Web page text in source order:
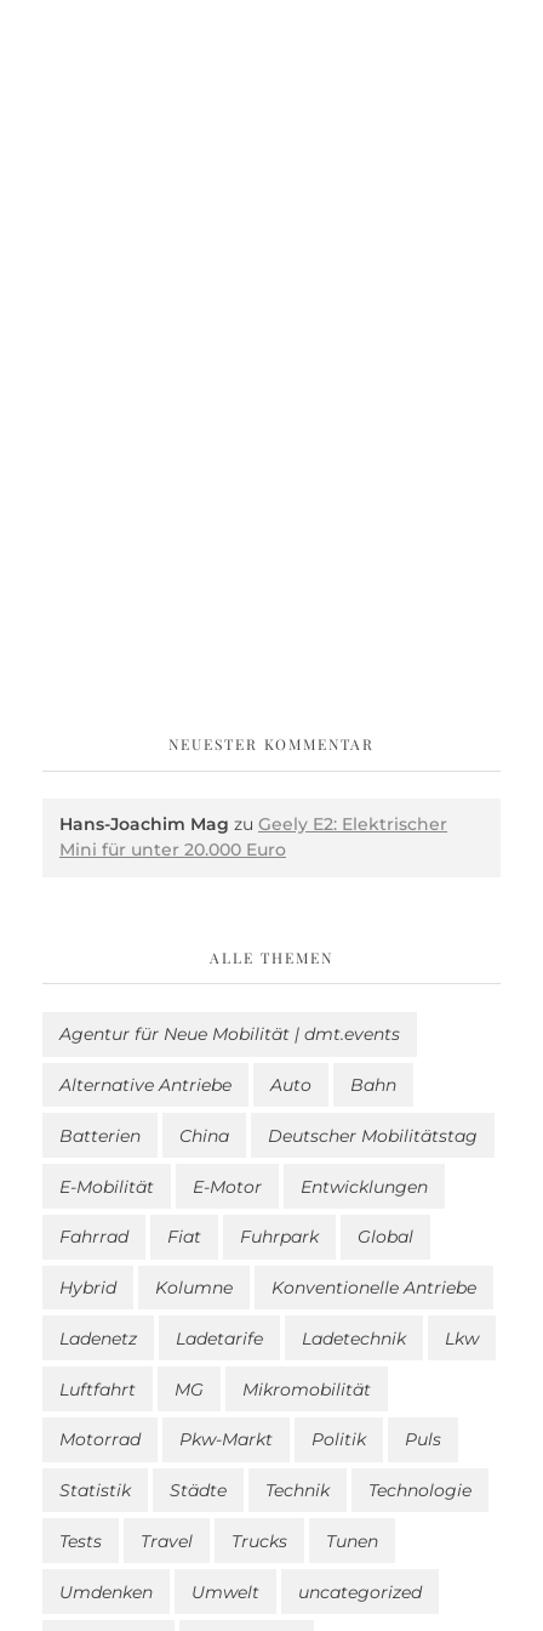
NEUESTER KOMMENTAR
Hans-Joachim Mag zu Geely E2: Elektrischer
Mini für unter 20.000 Euro
ALLE THEMEN
Agentur für Neue Mobilität | dmt.events
Alternative Antriebe Auto Bahn
Batterien China Deutscher Mobilitätstag
E-Mobilität E-Motor Entwicklungen
Fahrrad Fiat Fuhrpark Global
Hybrid Kolumne Konventionelle Antriebe
Ladenetz Ladetarife Ladetechnik Lkw
Luftfahrt MG Mikromobilität
Motorrad Pkw-Markt Politik Puls
Statistik Städte Technik Technologie
Tests Travel Trucks Tunen
Umdenken Umwelt uncategorized